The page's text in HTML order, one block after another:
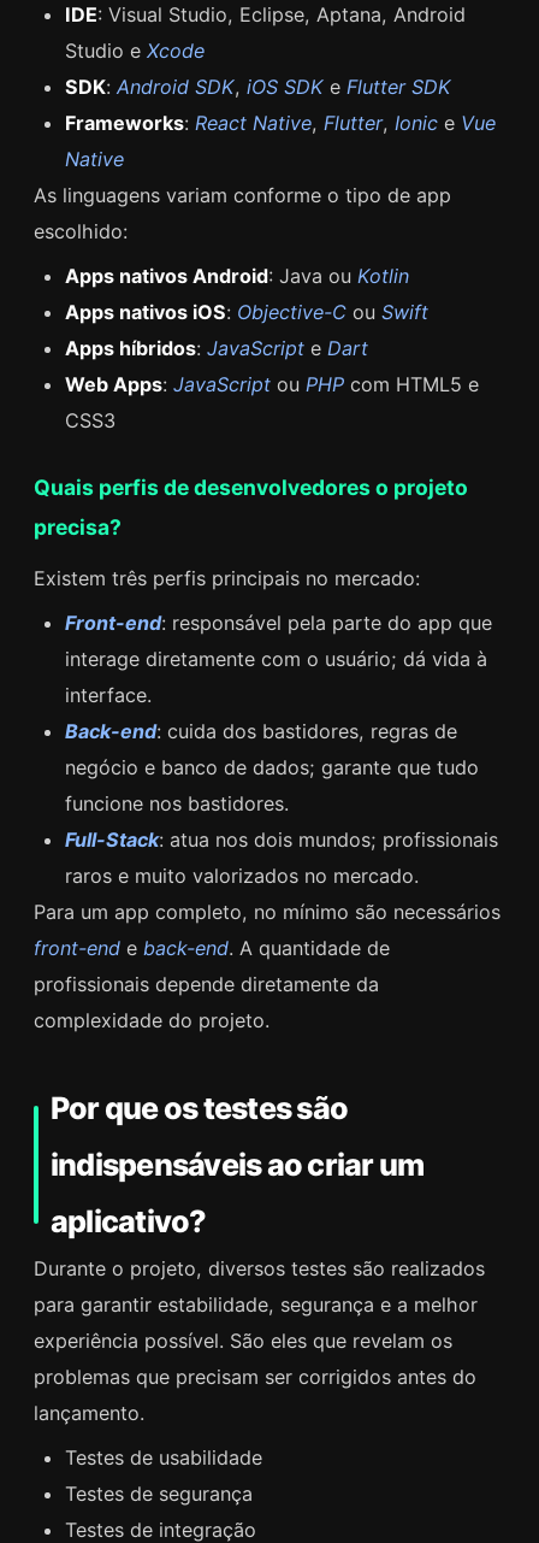
IDE: Visual Studio, Eclipse, Aptana, Android
Studio eXcode
SDK:Android SDK,iOS SDK e Flutter SDK
Frameworks: React Native, Flutter, Ionic e Vue
Native
As linguagens variam conforme o tipo de app
escolhido:
Apps nativos Android: Java ou Kotlin
Apps nativos iOS: Objective-C ouSwift
Apps híbridos:JavaScript e Dart
Web Apps:JavaScript ou PHP com HTML5 e
CSS3
Quais perfis de desenvolvedores o projeto
precisa?
Existem três perfis principais no mercado:
Front-end: responsável pela parte do app que
interage diretamente com o usuário; dá vida à
interface.
Back-end: cuida dos bastidores, regras de
negócio e banco de dados; garante que tudo
funcione nos bastidores.
Full-Stack: atua nos dois mundos; profissionais
raros e muito valorizados no mercado.
Para um app completo, no mínimo são necessários
front-end e back-end. A quantidade de
profissionais depende diretamente da
complexidade do projeto.
Por que os testes são
indispensáveis ao criar um
aplicativo?
Durante o projeto, diversos testes são realizados
para garantir estabilidade, segurança e a melhor
experiência possível. São eles que revelam os
problemas que precisam ser corrigidos antes do
lançamento.
Testes de usabilidade
Testes de segurança
Testes de integração